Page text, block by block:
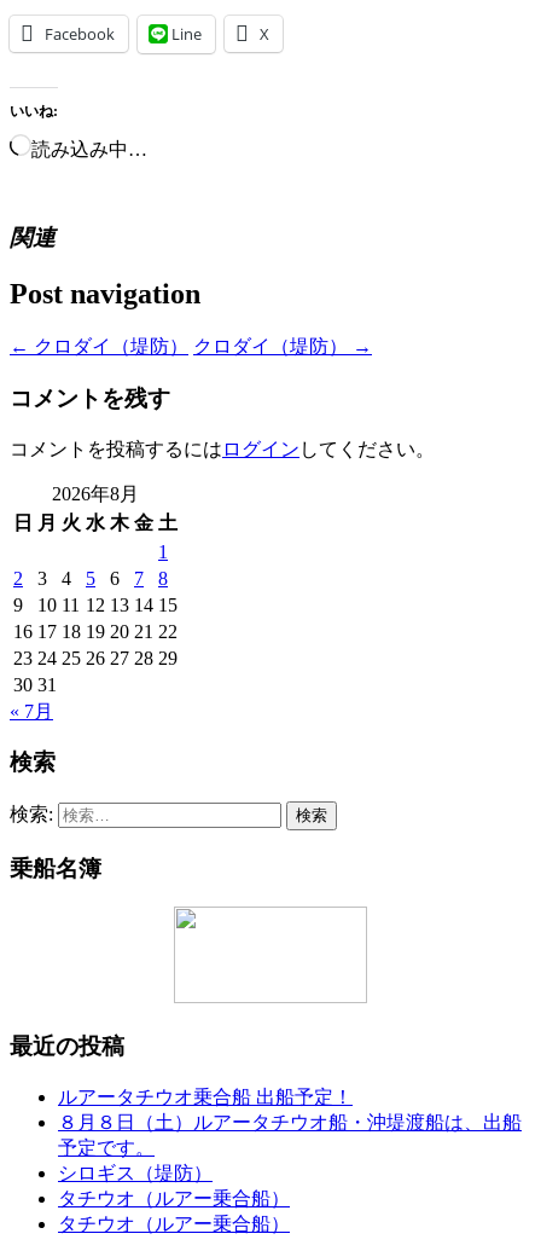
Facebook Line X
いいね:
読み込み中…
関連
Post navigation
← クロダイ（堤防） クロダイ（堤防） →
コメントを残す
コメントを投稿するには ログイン してください。
2026年8月
日
月 火 水 木 金 土
1
2
3 4 5 6 7
8
9
10 11 12 13 14 15
16 17 18 19 20 21 22
23 24 25 26 27 28 29
30 31
« 7月
検索
検索:
乗船名簿
最近の投稿
ルアータチウオ乗合船 出船予定！
８月８日（土）ルアータチウオ船・沖堤渡船は、出船
予定です。
シロギス（堤防）
タチウオ（ルアー乗合船）
タチウオ（ルアー乗合船）